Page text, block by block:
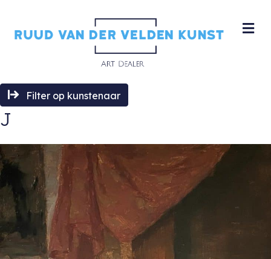
Filter op kunstenaar
J